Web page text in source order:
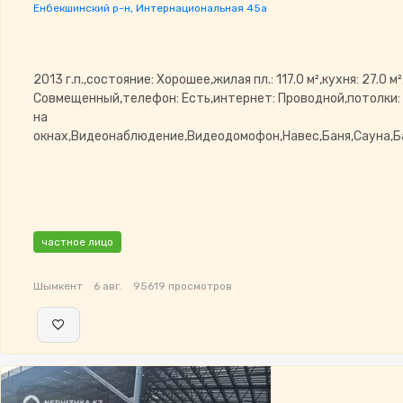
Енбекшинский р-н, Интернациональная 45а
2013 г.п.,состояние: Хорошее,жилая пл.: 117.0 м²,кухня: 27.0
Совмещенный,телефон: Есть,интернет:
на
частное лицо
Шымкент 6 авг. 95619 просмотров